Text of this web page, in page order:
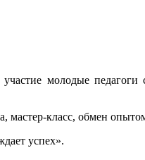
молодые педагоги
мастер-класс, обмен
успех».